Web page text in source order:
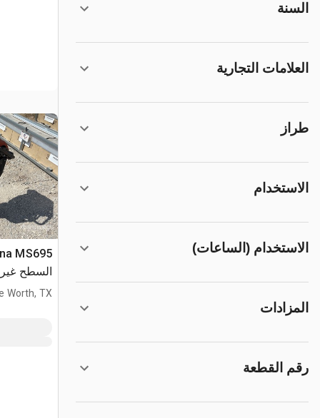
السنة
العلامات التجارية
طراز
الاستخدام
الاستخدام (الساعات)
المزادات
رقم القطعة
السطح
Worth, TX